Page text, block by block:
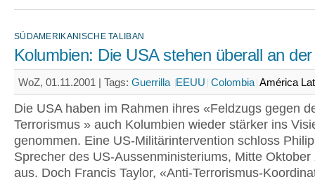
SÜDAMERIKANISCHE TALIBAN
Kolumbien: Die USA stehen überall an
WoZ, 01.11.2001 | Tags: Guerrilla EEUU Colombia América
Die USA haben im Rahmen ihres «Feldzugs gegen
Terrorismus » auch Kolumbien wieder stärker ins
genommen. Eine US-Militärintervention schloss
Sprecher des US-Aussenministeriums, Mitte Oktober
aus. Doch Francis Taylor, «Anti-Terrorismus-